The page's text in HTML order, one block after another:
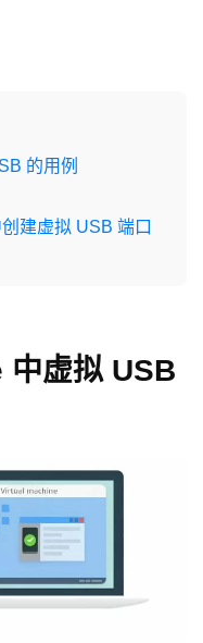
的用例
建虚拟 USB 端口
虚拟 USB